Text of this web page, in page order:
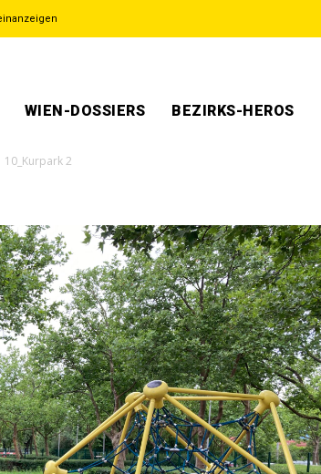
WIEN-DOSSIERS BEZIRKS-HEROS
10_Kurpark 2